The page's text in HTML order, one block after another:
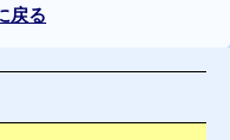
戻る